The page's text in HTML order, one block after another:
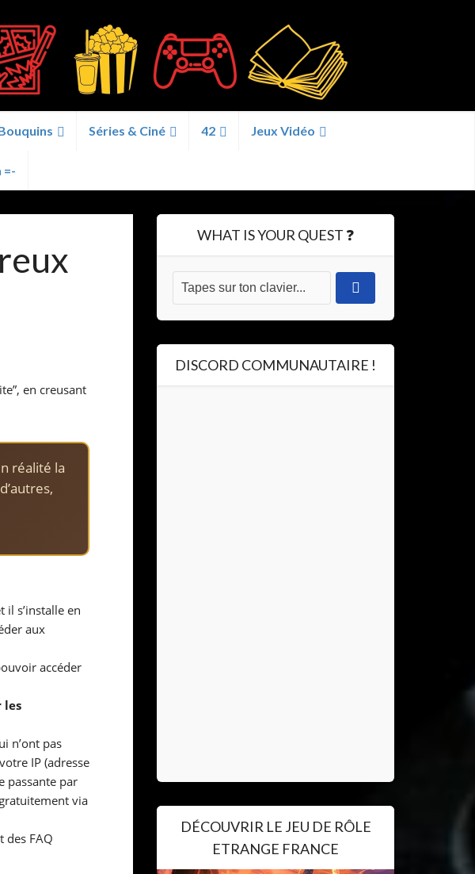
Séries & Ciné 42 Jeux Vidéo
=-
en creusant
réalité la
il s’installe en
aux
accéder
les
n’ont pas
IP (adresse
passante par
via
des FAQ
WHAT IS YOUR QUEST ❓
DISCORD COMMUNAUTAIRE !
DÉCOUVRIR LE JEU DE RÔLE
ETRANGE FRANCE